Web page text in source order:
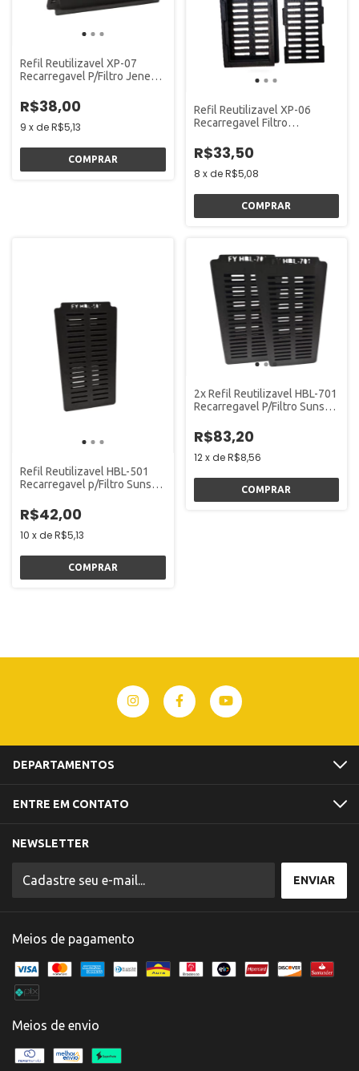
Refil Reutilizavel XP-07
Recarregavel P/Filtro Jeneca
R$38,00
9 xdeR$5,13
Refil Reutilizavel XP-06
Recarregavel Filtro
R$33,50
8 xdeR$5,08
Refil Reutilizavel HBL-501
Recarregavel p/Filtro Sunsun
R$42,00
10 xdeR$5,13
2x Refil Reutilizavel HBL-701
Recarregavel P/Filtro Sunsun
R$83,20
12 xdeR$8,56
DEPARTAMENTOS
ENTRE EM CONTATO
NEWSLETTER
Meios de pagamento
Meios de envio